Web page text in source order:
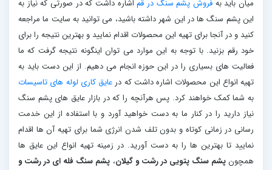
میان باید به فروش پشم سنگ در قم اشاره داشت که در صورتی که نیاز به
این پشم سنگ ها در این شهر داشته باشید، می توانید به سایت ما مراجعه
کنید و در آنجا برای تهیه این محصولات اقدام نمایید و بهترین نتیجه را برای
خود رقم بزنید. با توجه به این موارد می توان اینگونه نتیجه گرفت که ما
فعالیت های بسیاری را در این حوزه انجام می دهیم. از این دست باید به
تهیه انواع این محصولات اشاره داشت که در عایق کاری لوله های تاسیسات
به شما کمک خواهند کرد. پس هرآنچه را که در بازار عایق های پشم سنگ
نیاز دارید را در کنار ما به دست خواهید آورد و با استفاده از این خدمت
رسانی در زمانی کوتاه و بدون تلف شدن انرژی شما برای تهیه آن ها اقدام
نمایید تا بهترین ها را به دست آورید. در زمینه تهیه انواع این عایق ها
همچونپشم سنگ پتویی در رشت و گیلان، پشم سنگ فله ای در رشت و